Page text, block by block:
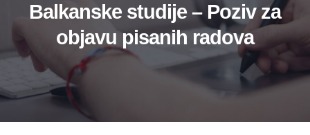
Balkanske studije – Poziv za
objavu pisanih radova